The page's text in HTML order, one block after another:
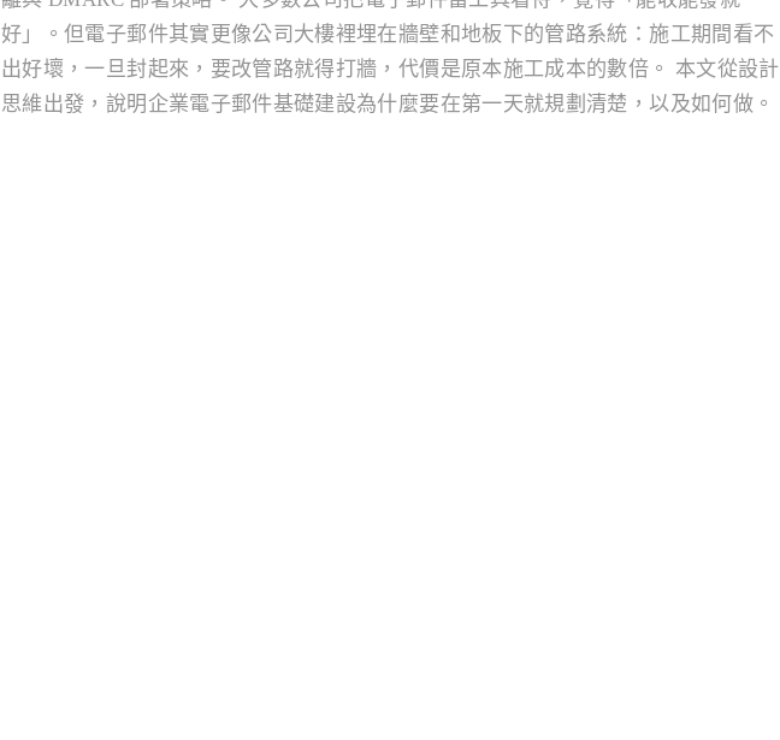
好」。但電子郵件其實更像公司大樓裡埋在牆壁和地板下的管路系統：施工期間看不
出好壞，一旦封起來，要改管路就得打牆，代價是原本施工成本的數倍。 本文從設計
思維出發，說明企業電子郵件基礎建設為什麼要在第一天就規劃清楚，以及如何做。